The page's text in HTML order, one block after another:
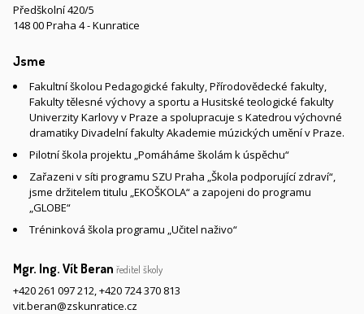
Předškolní 420/5
148 00 Praha 4 - Kunratice
Jsme
Fakultní školou Pedagogické fakulty, Přírodovědecké fakulty,
Fakulty tělesné výchovy a sportu a Husitské teologické fakulty
Univerzity Karlovy v Praze a spolupracuje s Katedrou výchovné
dramatiky Divadelní fakulty Akademie múzických umění v Praze.
Pilotní škola projektu „Pomáháme školám k úspěchu“
Zařazeni v síti programu SZU Praha „Škola podporující zdraví“,
jsme držitelem titulu „EKOŠKOLA“ a zapojeni do programu
„GLOBE“
Tréninková škola programu „Učitel naživo“
Mgr. Ing. Vít Beran ředitel školy
+420 261 097 212,+420 724 370 813
vit.beran@zskunratice.cz